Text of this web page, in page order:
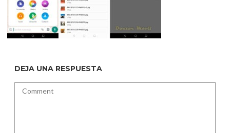
DEJA UNA RESPUESTA